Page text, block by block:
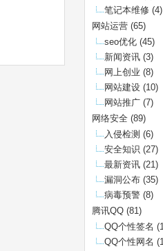
笔记本维修 (4)
网站运营 (65)
seo优化 (45)
新闻资讯 (3)
网上创业 (8)
网站建设 (10)
网站推广 (7)
网络安全 (89)
入侵检测 (6)
安全知识 (27)
最新资讯 (21)
漏洞公布 (35)
病毒预警 (8)
腾讯QQ (81)
QQ个性签名
QQ个性网名